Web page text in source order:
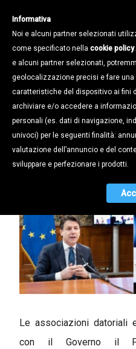
CORONAVIRUS: IL
PROTOCOLLO
SUL LAVORO
14.03.2020
Le associazioni datoriali
con il Governo il
Informativa
Noi e alcuni partner selezionati
come specificato nella cookie policy
e alcuni partner selezionati,
geolocalizzazione precisi e fare
caratteristiche del dispositivo ai fini
archiviare e/o accedere a
personali (es. dati di navigazione,
univoci) per le seguenti finalità:
valutazione dell’annuncio e del
sviluppare e perfezionare i prodotti.